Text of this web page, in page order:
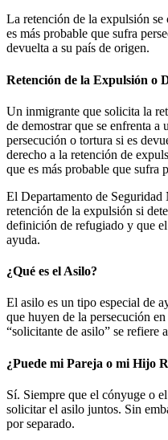
La retención de la expulsión se
es más probable que sufra
devuelta a su país de origen.
Retención de la Expulsión o
Un inmigrante que solicita la
de demostrar que se enfrenta a
persecución o tortura si es
derecho a la retención de
que es más probable que sufra
El Departamento de Seguridad
retención de la expulsión si
definición de refugiado y que
ayuda.
¿Qué es el Asilo?
El asilo es un tipo especial de
que huyen de la persecución
“solicitante de asilo” se refiere
¿Puede mi Pareja o mi Hijo
Sí. Siempre que el cónyuge o
solicitar el asilo juntos. Sin
por separado.